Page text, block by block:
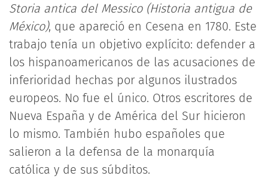
Storia antica del Messico (Historia antigua de
México), que apareció en Cesena en 1780. Este
trabajo tenía un objetivo explícito: defender a
los hispanoamericanos de las acusaciones de
inferioridad hechas por algunos ilustrados
europeos. No fue el único. Otros escritores de
Nueva España y de América del Sur hicieron
lo mismo. También hubo españoles que
salieron a la defensa de la monarquía
católica y de sus súbditos.